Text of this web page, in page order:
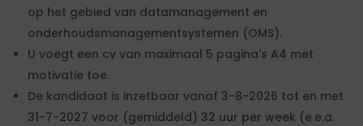
op het gebied van datamanagement en
onderhoudsmanagementsystemen (OMS).
U voegt een cv van maximaal 5 pagina's A4 met
motivatie toe.
De kandidaat is inzetbaar vanaf 3-8-2026 tot en met
31-7-2027 voor (gemiddeld) 32 uur per week (e.e.a.